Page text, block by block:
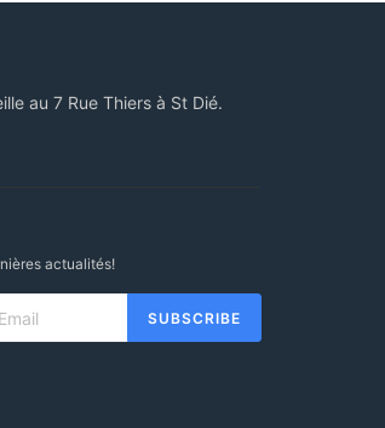
au 7 Rue Thiers à St Dié.
actualités!
SUBSCRIBE